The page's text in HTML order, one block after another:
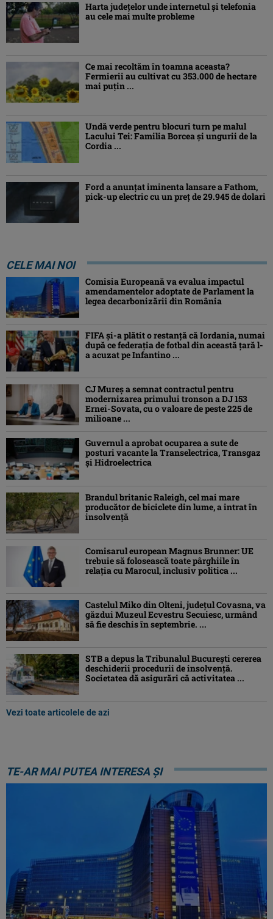
Harta județelor unde internetul și telefonia
au cele mai multe probleme
Ce mai recoltăm în toamna aceasta?
Fermierii au cultivat cu 353.000 de hectare
mai puțin ...
Undă verde pentru blocuri turn pe malul
Lacului Tei: Familia Borcea și ungurii de la
Cordia ...
Ford a anunțat iminenta lansare a Fathom,
pick-up electric cu un preț de 29.945 de dolari
CELE MAI NOI
Comisia Europeană va evalua impactul
amendamentelor adoptate de Parlament la
legea decarbonizării din România
FIFA și-a plătit o restanță că Iordania, numai
după ce federația de fotbal din această țară l-
a acuzat pe Infantino ...
CJ Mureș a semnat contractul pentru
modernizarea primului tronson a DJ 153
Ernei-Sovata, cu o valoare de peste 225 de
milioane ...
Guvernul a aprobat ocuparea a sute de
posturi vacante la Transelectrica, Transgaz
și Hidroelectrica
Brandul britanic Raleigh, cel mai mare
producător de biciclete din lume, a intrat în
insolvență
Comisarul european Magnus Brunner: UE
trebuie să folosească toate pârghiile în
relația cu Marocul, inclusiv politica ...
Castelul Miko din Olteni, județul Covasna, va
găzdui Muzeul Ecvestru Secuiesc, urmând
să fie deschis în septembrie. ...
STB a depus la Tribunalul București cererea
deschiderii procedurii de insolvență.
Societatea dă asigurări că activitatea ...
Vezi toate articolele de azi
TE-AR MAI PUTEA INTERESA ȘI